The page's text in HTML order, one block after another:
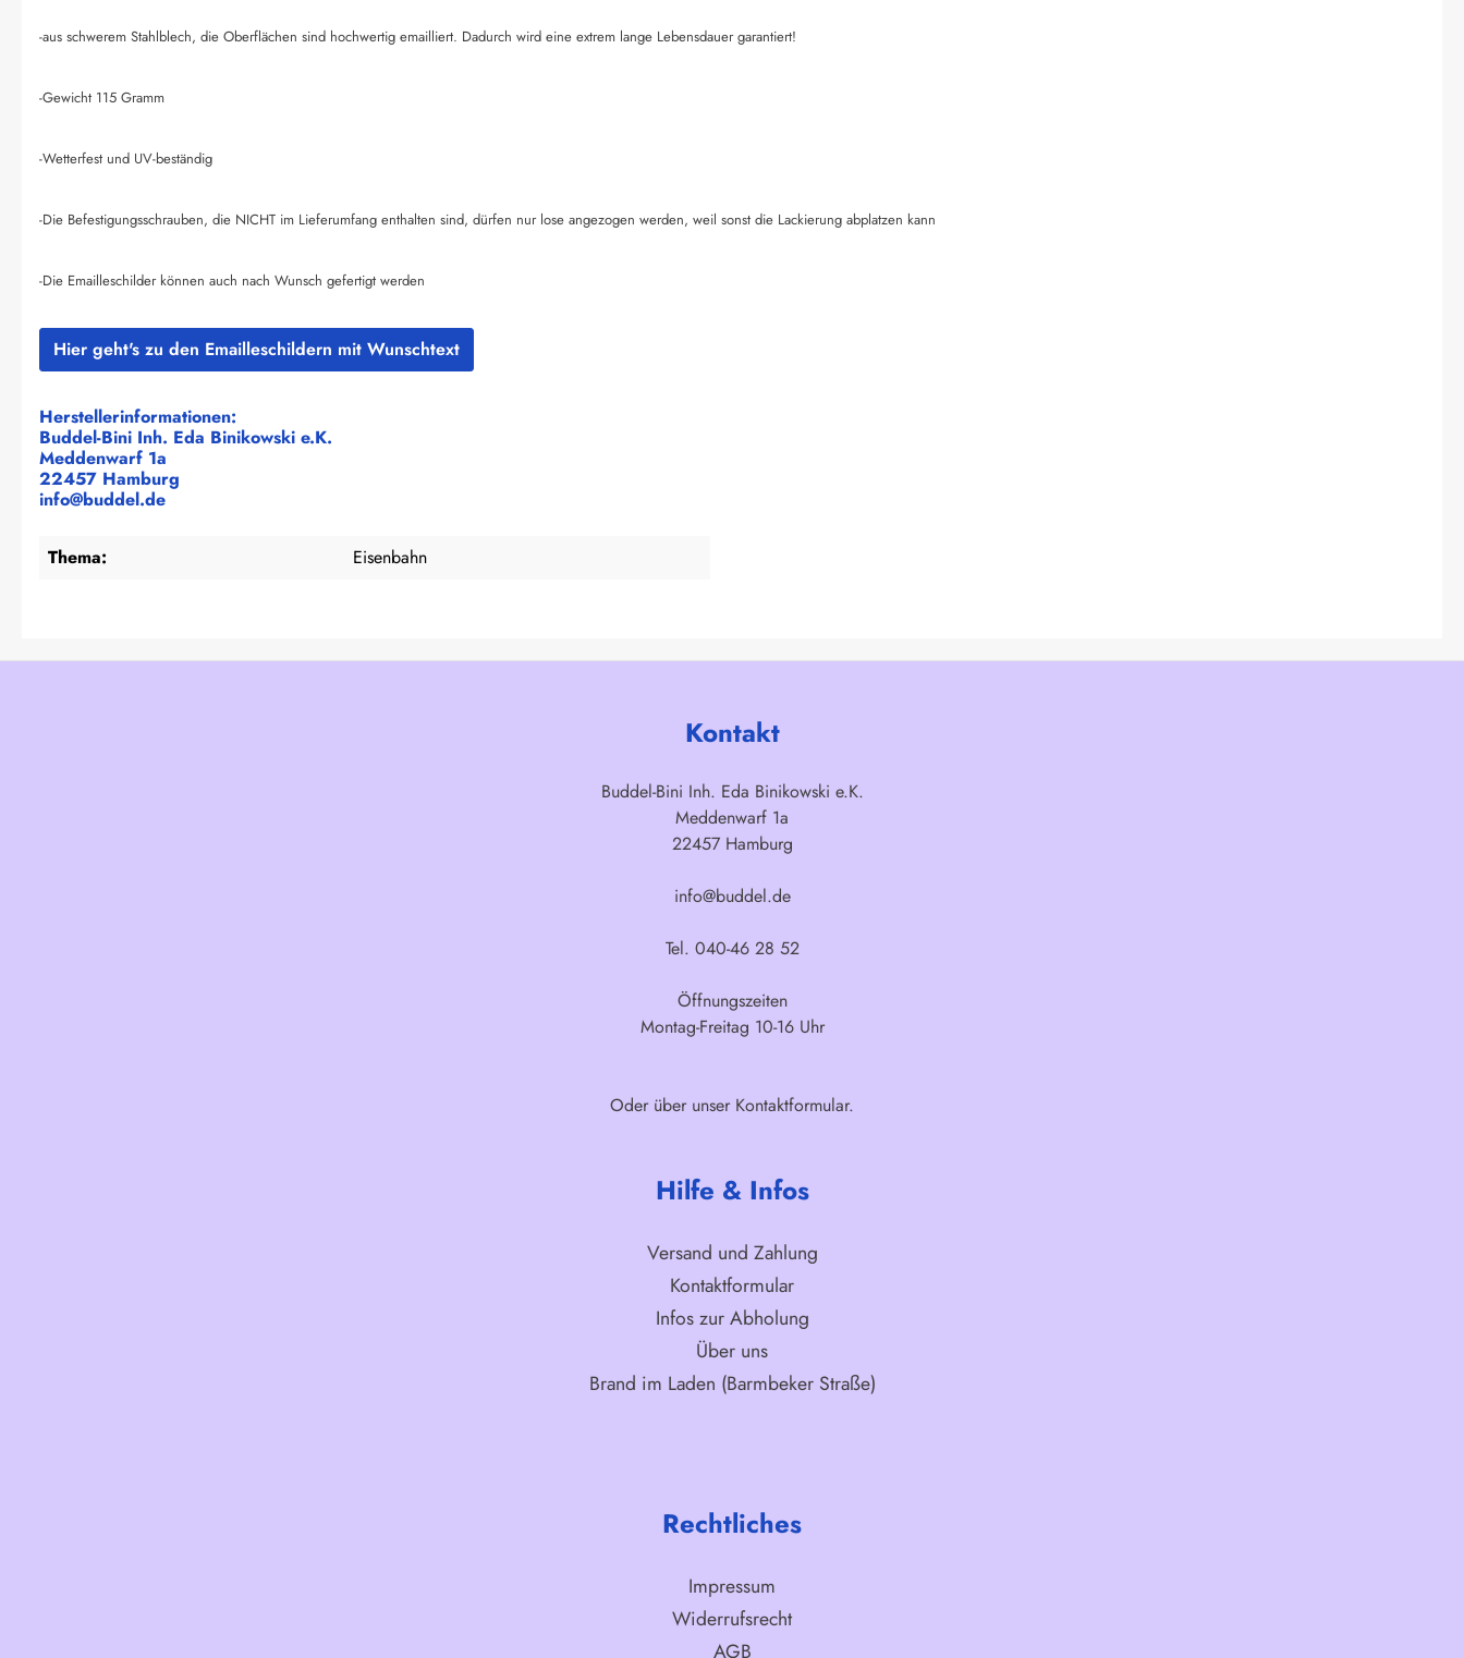
-aus schwerem Stahlblech, die Oberflächen sind hochwertig emailliert. Dadurch wird eine extrem lange Lebensdauer garantiert!
-Gewicht 115 Gramm
-Wetterfest und UV-beständig
-Die Befestigungsschrauben, die NICHT im Lieferumfang enthalten sind, dürfen nur lose angezogen werden, weil sonst die Lackierung abplatzen kann
-Die Emailleschilder können auch nach Wunsch gefertigt werden
Hier geht's zu den Emailleschildern mit Wunschtext
Herstellerinformationen:
Buddel-Bini Inh. Eda Binikowski e.K.
Meddenwarf 1a
22457 Hamburg
info@buddel.de
Thema: Eisenbahn
Kontakt
Buddel-Bini Inh. Eda Binikowski e.K.
Meddenwarf 1a
22457 Hamburg
info@buddel.de
Tel. 040-46 28 52
Öffnungszeiten
Montag-Freitag 10-16 Uhr
Oder über unser Kontaktformular.
Hilfe & Infos
Versand und Zahlung
Kontaktformular
Infos zur Abholung
Über uns
Brand im Laden (Barmbeker Straße)
Rechtliches
Impressum
Widerrufsrecht
AGB